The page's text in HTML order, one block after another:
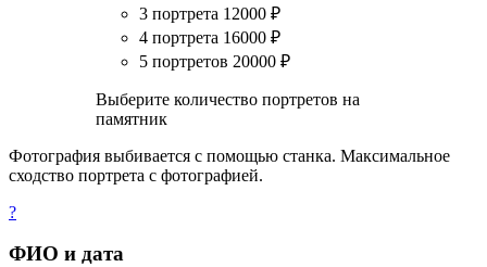
3 портрета 12000 ₽
4 портрета 16000 ₽
5 портретов 20000 ₽
Выберите количество портретов на
памятник
Фотография выбивается с помощью станка. Максимальное
сходство портрета с фотографией.
?
ФИО и дата